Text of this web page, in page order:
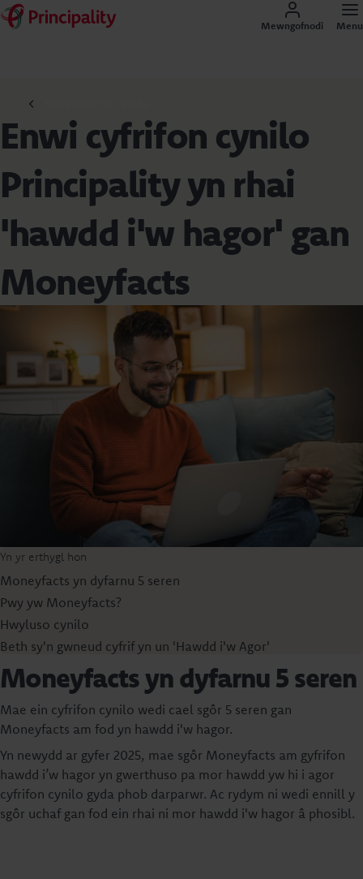
Mewngofnodi Menu
Enwi cyfrifon cynilo
Principality yn rhai
'hawdd i'w hagor' gan
Moneyfacts
Yn yr erthygl hon
Moneyfacts yn dyfarnu 5 seren
Pwy yw Moneyfacts?
Hwyluso cynilo
Beth sy'n gwneud cyfrif yn un 'Hawdd i'w Agor'
Moneyfacts yn dyfarnu 5 seren
Mae ein cyfrifon cynilo wedi cael sgôr 5 seren gan
Moneyfacts am fod yn hawdd i'w hagor.
Yn newydd ar gyfer 2025, mae sgôr Moneyfacts am gyfrifon
hawdd i’w hagor yn gwerthuso pa mor hawdd yw hi i agor
cyfrifon cynilo gyda phob darparwr. Ac rydym ni wedi ennill y
sgôr uchaf gan fod ein rhai ni mor hawdd i'w hagor â phosibl.